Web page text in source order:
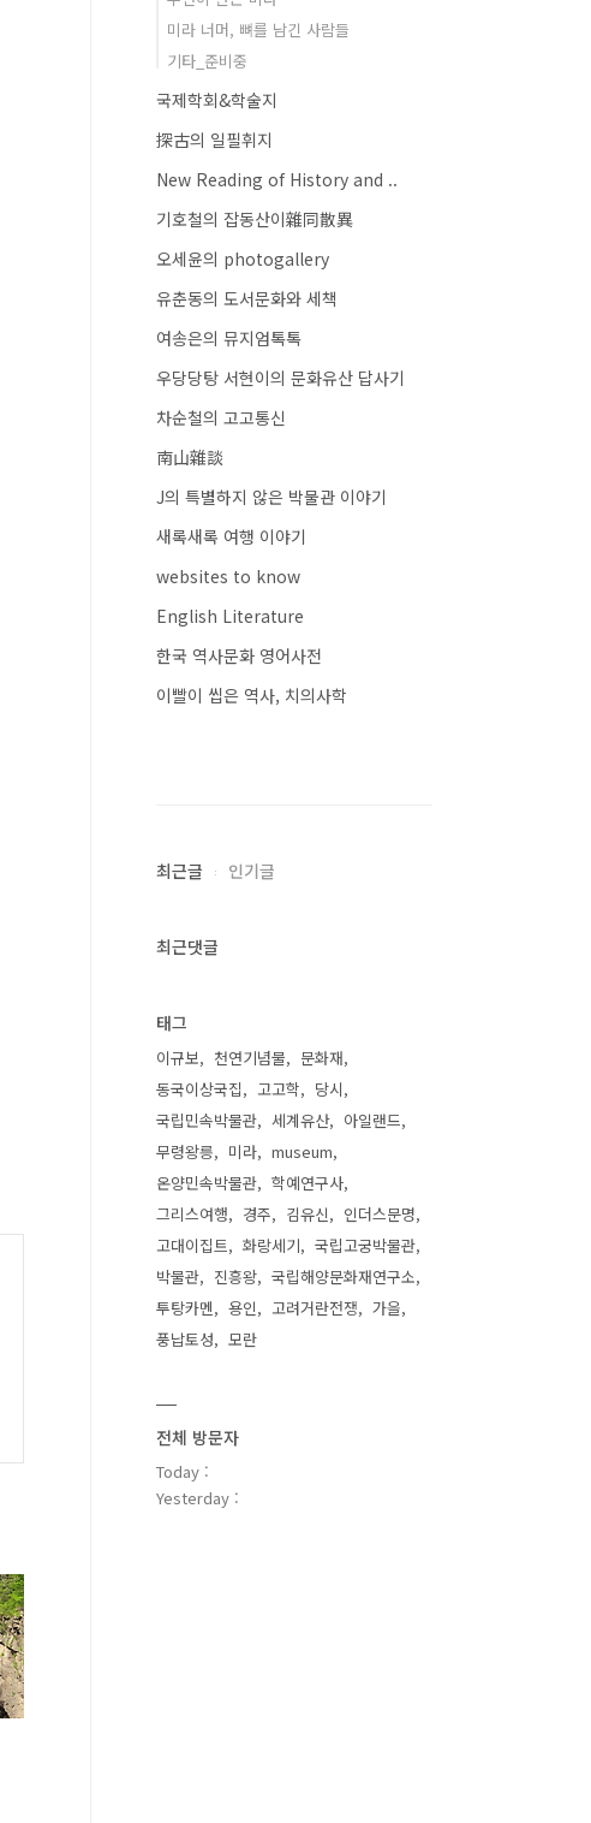
미라 너머, 뼈를 남긴 사람들
기타_준비중
국제학회&학술지
探古의 일필휘지
New Reading of History and ..
기호철의 잡동산이雜同散異
오세윤의 photogallery
유춘동의 도서문화와 세책
여송은의 뮤지엄톡톡
우당당탕 서현이의 문화유산 답사기
차순철의 고고통신
南山雜談
J의 특별하지 않은 박물관 이야기
새록새록 여행 이야기
websites to know
English Literature
한국 역사문화 영어사전
이빨이 씹은 역사, 치의사학
최근글 인기글
최근댓글
태그
이규보 천연기념물
문화재
동국이상국집
고고학
당시
국립민속박물관
세계유산
아일랜드
무령왕릉
미라
museum
온양민속박물관
학예연구사
그리스여행
경주 김유신
인더스문명
고대이집트
화랑세기
국립고궁박물관
박물관
진흥왕
국립해양문화재연구소
투탕카멘
용인 고려거란전쟁
가을
풍납토성
모란
전체 방문자
Today :
Yesterday :